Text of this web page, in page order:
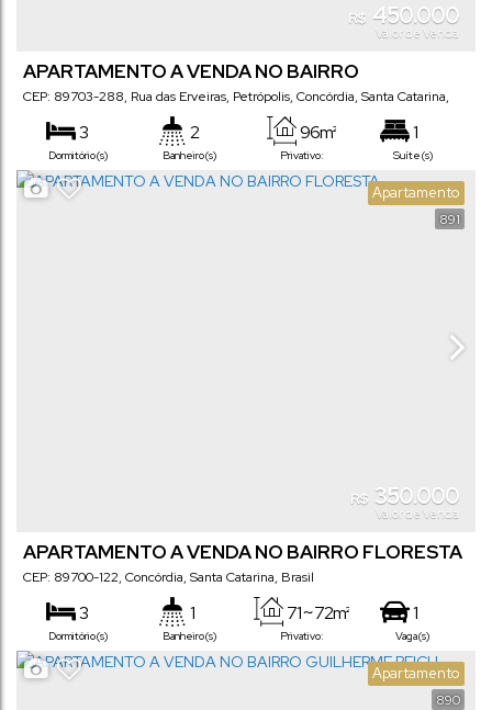
R$ 450.000
Valor de Venda
APARTAMENTO A VENDA NO BAIRRO
PETRÓPOLIS
CEP: 89703-288, Rua das Erveiras, Petrópolis, Concórdia, Santa Catarina,
3
Dormitório(s)
2
Banheiro(s) Privativo:
96m² 1
Suíte(s)
1
891
Apartamento
R$ 350.000
Valor de Venda
APARTAMENTO A VENDA NO BAIRRO FLORESTA
CEP: 89700-122, Concórdia, Santa Catarina, Brasil
3
Dormitório(s)
1
Banheiro(s) Privativo:
71 ~ 72m² 1
Vaga(s)
890
Apartamento